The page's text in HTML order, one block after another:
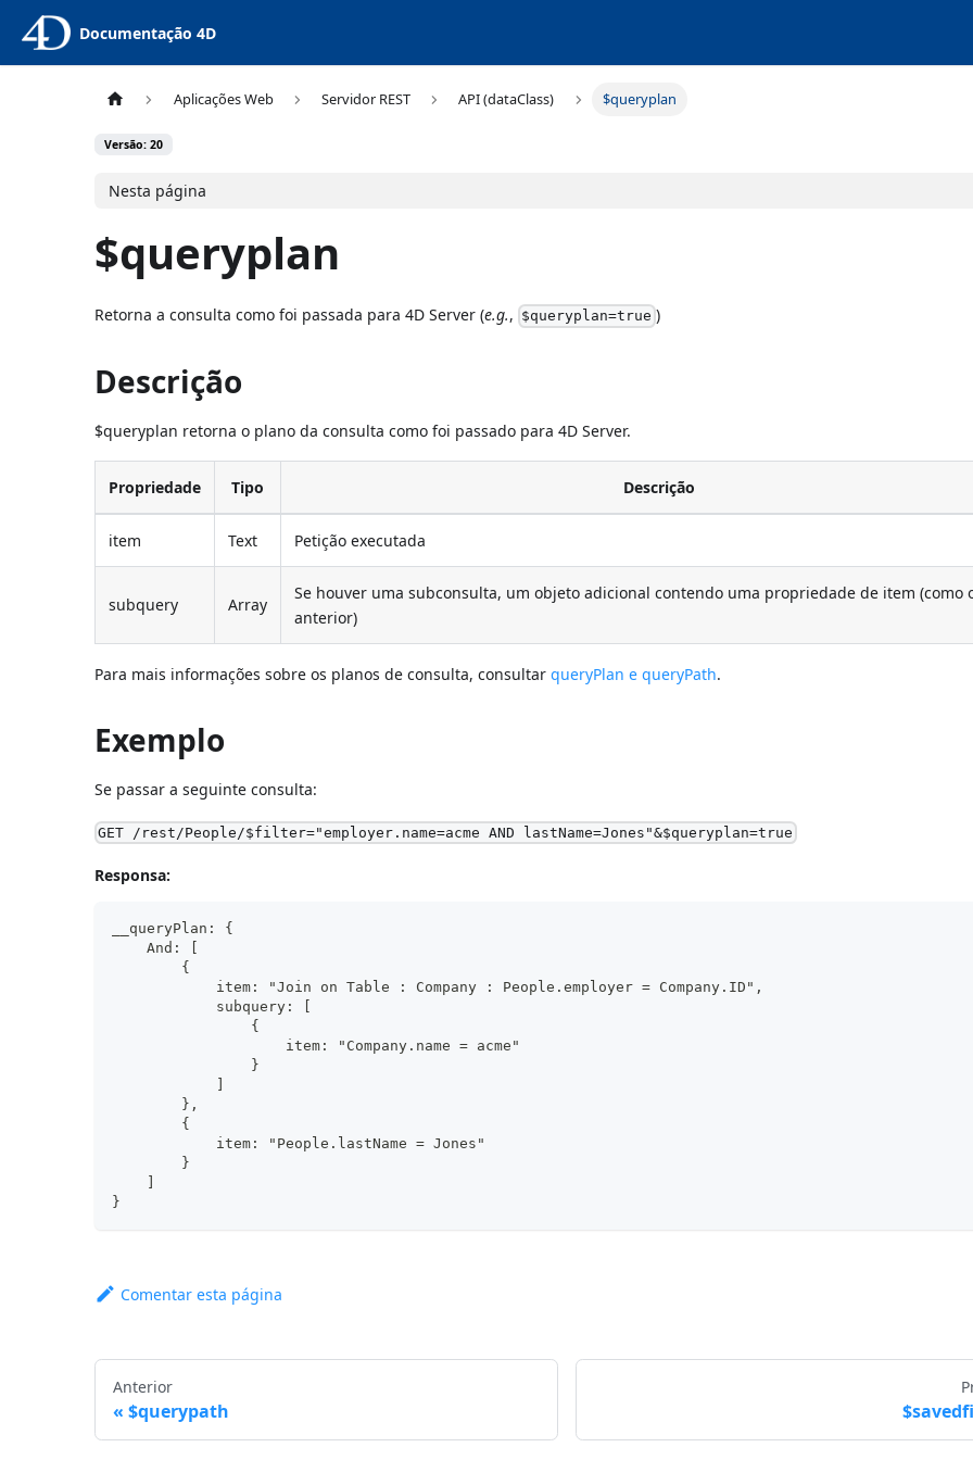
Documentação 4D
Aplicações Web Servidor REST API (dataClass) $queryplan
Versão: 20
Nesta página
$queryplan
Retorna a consulta como foi passada para 4D Server (e.g., $queryplan=true )
Descrição
$queryplan retorna o plano da consulta como foi passado para 4D Server.
Propriedade Tipo Descrição
item Text Petição executada
subquery Array
Se houver uma subconsulta, um objeto adicional contendo uma propriedade de item (como
anterior)
Para mais informações sobre os planos de consulta, consultarqueryPlan e queryPath.
Exemplo
Se passar a seguinte consulta:
GET /rest/People/$filter="employer.name=acme AND lastName=Jones"&$queryplan=true
Responsa:
__queryPlan: {
    And: [
        {
            item: "Join on Table : Company : People.employer = Company.ID",
            subquery: [
                {
                    item: "Company.name = acme"
                }
        },
        {
            item: "People.lastName = Jones"
        }
}
Comentar esta página
Anterior
$querypath